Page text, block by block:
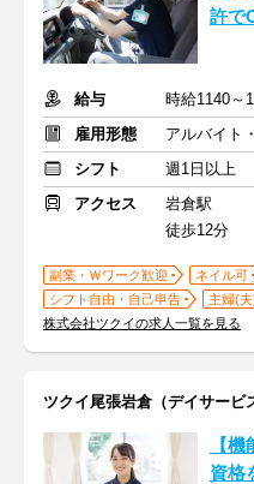
許で
給与
時給1140～
雇用形態
アルバイト
シフト
週1日以上
アクセス
岩倉駅
徒歩12分
副業・Ｗワーク歓迎 ネイル可
シフト自由・自己申告
主婦(
株式会社ツクイの求人一覧を見る
ツクイ尾張岩倉（デイサービ
【
資格